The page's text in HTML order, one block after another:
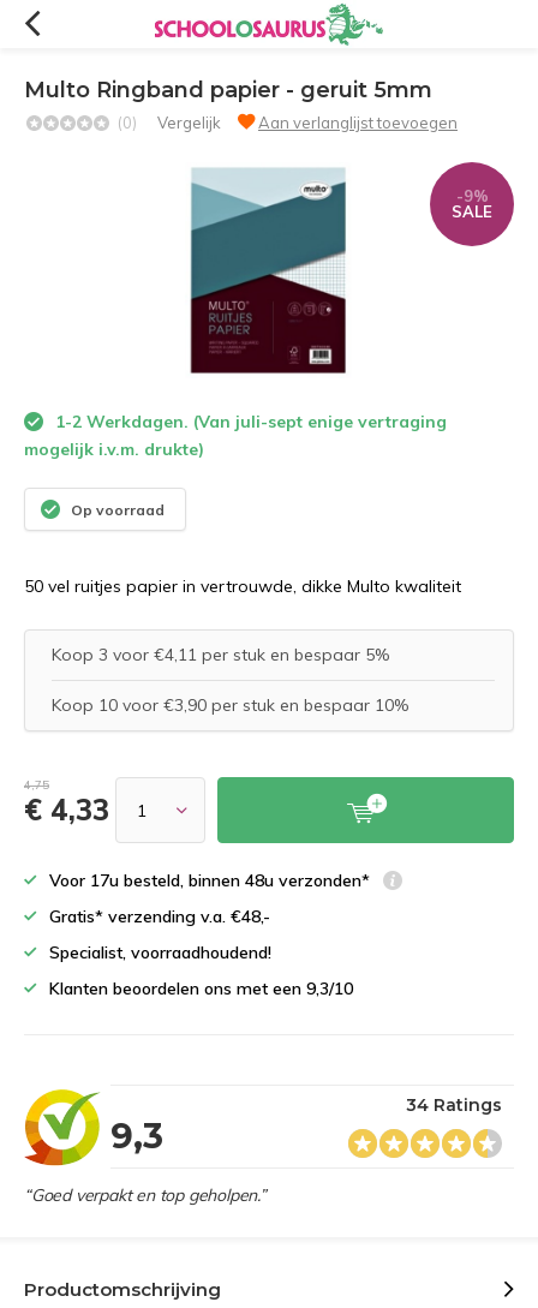
Multo Ringband papier - geruit 5mm
(0) Vergelijk Aan verlanglijst toevoegen
-9%
SALE
1-2 Werkdagen. (Van juli-sept enige vertraging
mogelijk i.v.m. drukte)
Op voorraad
50 vel ruitjes papier in vertrouwde, dikke Multo kwaliteit
Koop 3 voor €4,11 per stuk en bespaar 5%
Koop 10 voor €3,90 per stuk en bespaar 10%
4,75
€ 4,33
Voor 17u besteld, binnen 48u verzonden*
Gratis* verzending v.a. €48,-
Specialist, voorraadhoudend!
Klanten beoordelen ons met een 9,3/10
9,3
34 Ratings
“Goed verpakt en top geholpen.”
Productomschrijving